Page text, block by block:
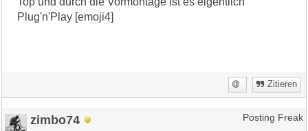
Plug'n'Play [emoji4]
Zitieren
zimbo74 Posting Freak